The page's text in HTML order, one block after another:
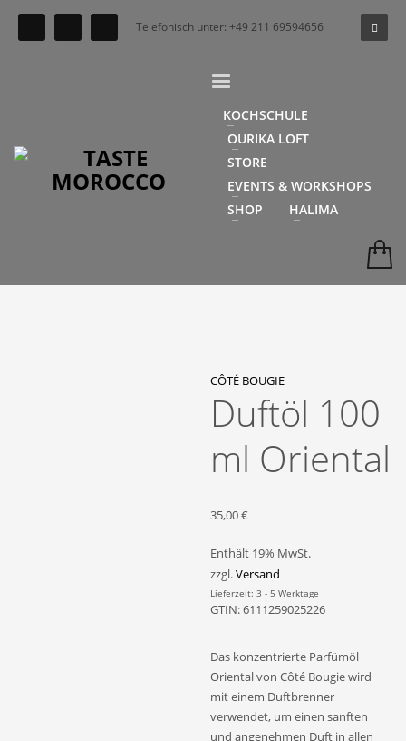
Telefonisch unter: +49 211 69594656
KOCHSCHULE
OURIKA LOFT
STORE
EVENTS & WORKSHOPS
SHOP
HALIMA
CÔTÉ BOUGIE
Duftöl 100
ml Oriental
35,00€
Enthält 19% MwSt.
zzgl.Versand
Lieferzeit: 3 - 5 Werktage
GTIN: 6111259025226
Das konzentrierte Parfümöl
Oriental von Côté Bougie wird
mit einem Duftbrenner
verwendet, um einen sanften
und angenehmen Duft in allen